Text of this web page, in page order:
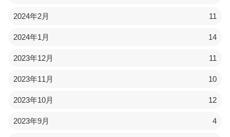
2024年2月 11
2024年1月 14
2023年12月 11
2023年11月 10
2023年10月 12
2023年9月 4